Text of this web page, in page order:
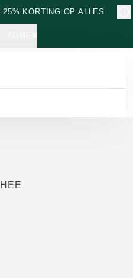
KORTING OP ALLES.
door 3 personen